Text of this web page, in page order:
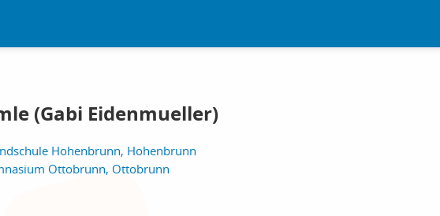
(Gabi Eidenmueller)
Hohenbrunn, Hohenbrunn
Ottobrunn, Ottobrunn